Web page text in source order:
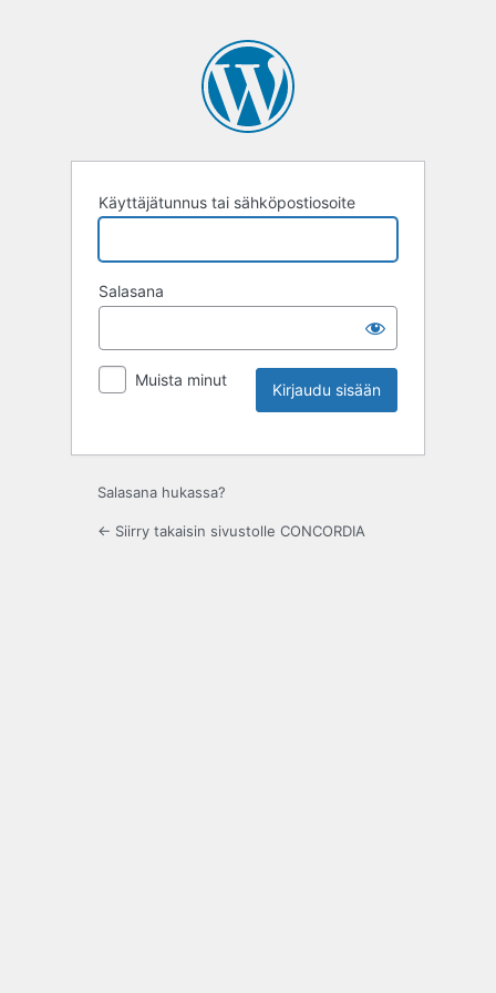
Käyttäjätunnus tai sähköpostiosoite
Salasana
Muista minut
Salasana hukassa?
← Siirry takaisin sivustolle CONCORDIA